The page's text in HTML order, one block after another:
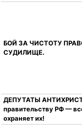
БОЙ ЗА ЧИСТОТУ
СУДИЛИЩЕ.
ДЕПУТАТЫ
правительству РФ —
охраняет их!